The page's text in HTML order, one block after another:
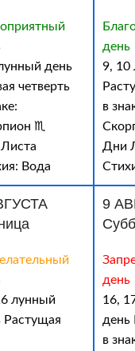
день
четверть
♏
Вода
день
9, 10
в
Дни
лунный
Растущая
9
день
16,
день
в